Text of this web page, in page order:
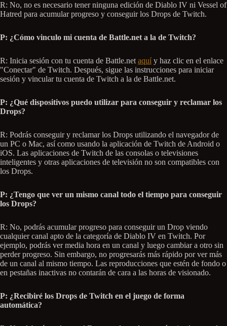
R: No, no es necesario tener ninguna edición de Diablo IV ni Vessel of
Hatred para acumular progreso y conseguir los Drops de Twitch.
P: ¿Cómo vinculo mi cuenta de Battle.net a la de Twitch?
R: Inicia sesión con tu cuenta de Battle.net aquí y haz clic en el enlace
"Conectar" de Twitch. Después, sigue las instrucciones para iniciar
sesión y vincular tu cuenta de Twitch a la de Battle.net.
P: ¿Qué dispositivos puedo utilizar para conseguir y reclamar los
Drops?
R: Podrás conseguir y reclamar los Drops utilizando el navegador de
un PC o Mac, así como usando la aplicación de Twitch de Android o
iOS. Las aplicaciones de Twitch de las consolas o televisiones
inteligentes y otras aplicaciones de televisión no son compatibles con
los Drops.
P: ¿Tengo que ver un mismo canal todo el tiempo para conseguir
los Drops?
R: No, podrás acumular progreso para conseguir un Drop viendo
cualquier canal apto de la categoría de Diablo IV en Twitch. Por
ejemplo, podrás ver media hora en un canal y luego cambiar a otro sin
perder progreso. Sin embargo, no progresarás más rápido por ver más
de un canal al mismo tiempo. Las reproducciones que estén de fondo o
en pestañas inactivas no contarán de cara a las horas de visionado.
P: ¿Recibiré los Drops de Twitch en el juego de forma
automática?